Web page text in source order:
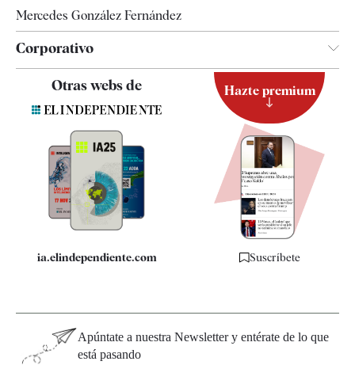
Mercedes González Fernández
Corporativo
Contacto
Quiénes somos
Especificaciones
Otras webs de
ia.elindependiente.com
Hazte premium
Suscríbete
Apúntate a nuestra Newsletter y entérate de lo que
está pasando